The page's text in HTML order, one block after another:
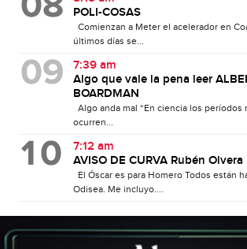
POLI-COSAS
Comienzan a Meter el acelerador en
últimos días se...
7:39 am
Algo que vale la pena leer
BOARDMAN
Algo anda mal “En ciencia los períodos
ocurren...
7:12 am
AVISO DE CURVA Rubén Olvera
El Óscar es para Homero Todos están
Odisea. Me incluyo....